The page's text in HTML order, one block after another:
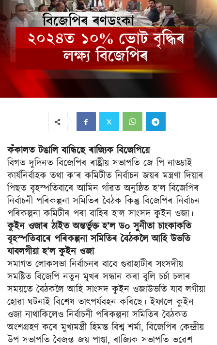
কঁকালত টঙালি বান্ধিছে ৰাজ্যিক বিজেপিয়ে
বিগত দুদিনত বিজেপিৰ ৰাষ্ট্ৰীয় সভাপতি জে পি নাড্ডাই
কাৰ্যনিৰ্বাহক তথা ক’ৰ কমিটীত নিৰ্বাচন জয়ৰ মন্ত্ৰণা দিয়াৰ
পিছত বৃহস্পতিবাৰে আমিন গাঁৱত অনুষ্ঠিত হ’ল বিজেপিৰ
নিৰ্বাচনী পৰিকল্পনা সমিতিৰ বৈঠক কিন্তু বিজেপিৰ নিৰ্বাচন
পৰিকল্পনা কমিটীৰ পৰা বাহিৰ হ’ল সাংসদ কুইন ওজা।
কুইন ওজাৰ ঠাইত অন্তৰ্ভুক্ত হ’ল ড০ সুনীতা চাংকাকতি
বৃহস্পতিবাৰে পৰিকল্পনা সমিতিৰ বৈঠকলৈ আহি উভতি
যাবলগীয়া হ’ল কুইন ওজা
সমাগত লোকসভা নিৰ্বাচনৰ বাবে গুৱাহাটীৰ সংসদীয়
সমষ্টিত বিজেপি নতুন মুখৰ সন্ধান কৰা বুলি চৰ্চা চলাৰ
সময়তে বৈঠকলৈ আহি সাংসদ কুইন ওজাউভতি যাব লগীয়া
হোৱা ঘটনাই বিশেষ তাৎ‍পৰ্যবহন কৰিছে। ইফালে কুইন
ওজা নাথাকিলেও নিৰ্বাচনী পৰিকল্পনা সমিতিৰ বৈঠকত
অংশগ্ৰহণ কৰে মুখ্যমন্ত্ৰী হিমন্ত বিশ্ব শৰ্মা, বিজেপিৰ কেন্দ্ৰীয়
উপ সভাপতি বৈজন্ত জয় পাণ্ডা, ৰাজ্যিক সভাপতি ভৱেশ